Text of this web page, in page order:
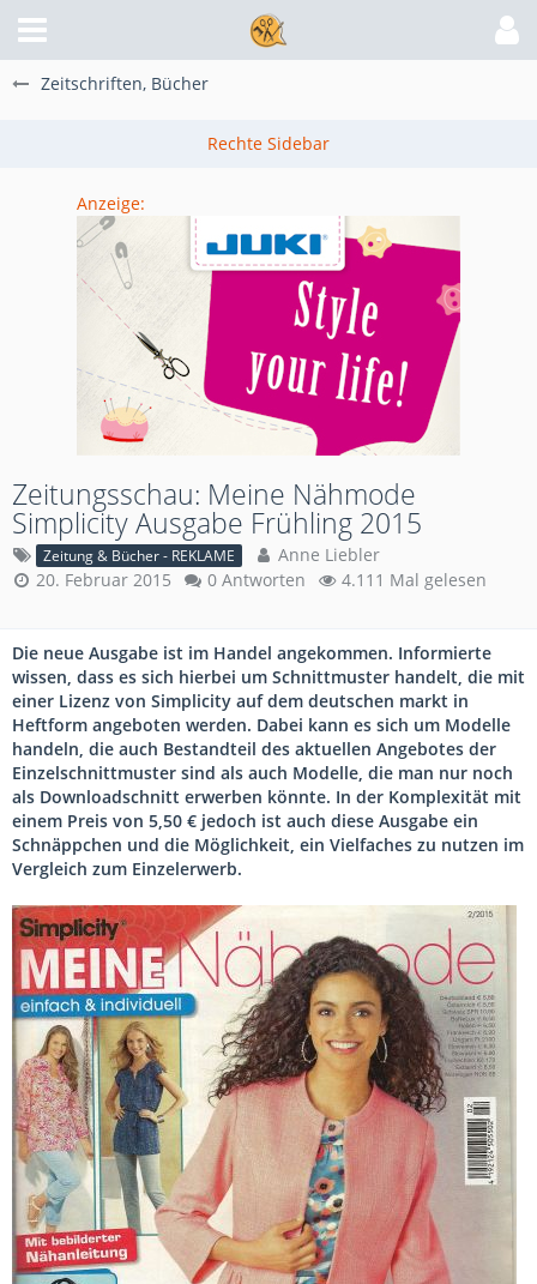
Zeitschriften, Bücher
Anzeige:
Zeitungsschau: Meine Nähmode
Simplicity Ausgabe Frühling 2015
Zeitung & Bücher - REKLAME
Anne Liebler
20. Februar 2015
0 Antworten 4.111 Mal gelesen
Die neue Ausgabe ist im Handel angekommen. Informierte
wissen, dass es sich hierbei um Schnittmuster handelt, die mit
einer Lizenz von Simplicity auf dem deutschen markt in
Heftform angeboten werden. Dabei kann es sich um Modelle
handeln, die auch Bestandteil des aktuellen Angebotes der
Einzelschnittmuster sind als auch Modelle, die man nur noch
als Downloadschnitt erwerben könnte. In der Komplexität mit
einem Preis von 5,50 € jedoch ist auch diese Ausgabe ein
Schnäppchen und die Möglichkeit, ein Vielfaches zu nutzen im
Vergleich zum Einzelerwerb.